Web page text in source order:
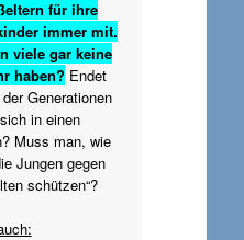
für ihre
immer mit.
viele gar keine
haben? Endet
Generationen
in einen
Muss man, wie
Jungen gegen
schützen“?